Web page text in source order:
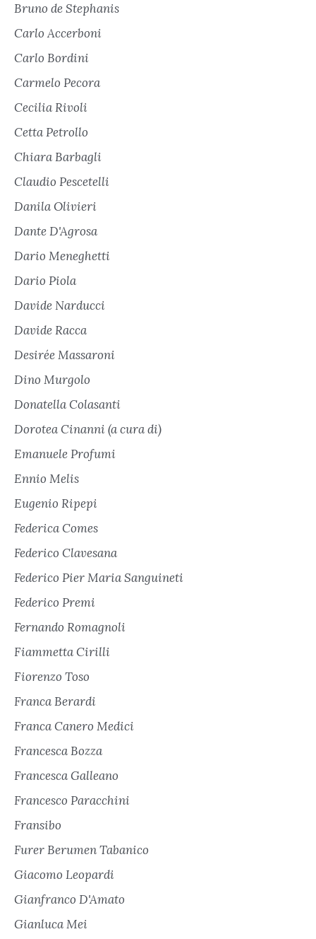
Bruno de Stephanis
Carlo Accerboni
Carlo Bordini
Carmelo Pecora
Cecilia Rivoli
Cetta Petrollo
Chiara Barbagli
Claudio Pescetelli
Danila Olivieri
Dante D'Agrosa
Dario Meneghetti
Dario Piola
Davide Narducci
Davide Racca
Desirée Massaroni
Dino Murgolo
Donatella Colasanti
Dorotea Cinanni (a cura di)
Emanuele Profumi
Ennio Melis
Eugenio Ripepi
Federica Comes
Federico Clavesana
Federico Pier Maria Sanguineti
Federico Premi
Fernando Romagnoli
Fiammetta Cirilli
Fiorenzo Toso
Franca Berardi
Franca Canero Medici
Francesca Bozza
Francesca Galleano
Francesco Paracchini
Fransibo
Furer Berumen Tabanico
Giacomo Leopardi
Gianfranco D'Amato
Gianluca Mei